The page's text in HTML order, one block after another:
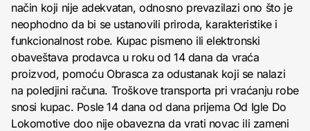
način koji nije adekvatan, odnosno prevazilazi ono što je
neophodno da bi se ustanovili priroda, karakteristike i
funkcionalnost robe. Kupac pismeno ili elektronski
obaveštava prodavca u roku od 14 dana da vraća
proizvod, pomoću Obrasca za odustanak koji se nalazi
na poledjini računa. Troškove transporta pri vraćanju robe
snosi kupac. Posle 14 dana od dana prijema Od Igle Do
Lokomotive doo nije obavezna da vrati novac ili zameni